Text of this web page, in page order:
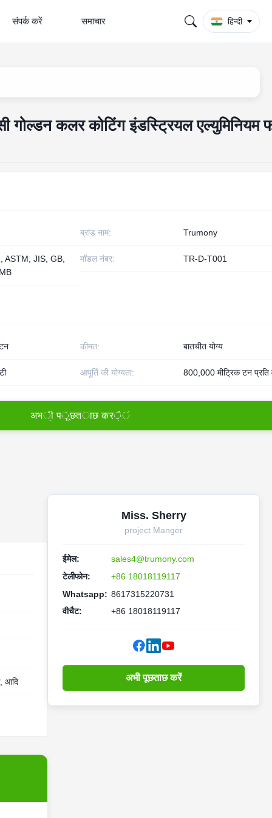
संपर्क करें समाचार हिन्दी
गोल्डन कलर कोटिंग इंडस्ट्रियल एल्युमिनियम
ब्रांड नाम: Trumony
ASTM, JIS, GB,
मॉडल नंबर: TR-D-T001
कीमत: बातचीत योग्य
आपूर्ति की योग्यता: 800,000 मीट्रिक टन प्रति
अभी पूछताछ करें
आदि
Miss. Sherry
project Manger
ईमेल:
sales4@trumony.com
टेलीफोन:
+86 18018119117
Whatsapp: 8617315220731
वीचैट:
+86 18018119117
अभी पूछताछ करें